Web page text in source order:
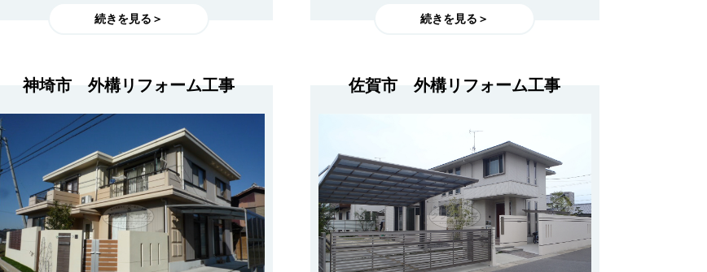
続きを見る＞ 続きを見る＞
神埼市 外構リフォーム工事 佐賀市 外構リフォーム工事